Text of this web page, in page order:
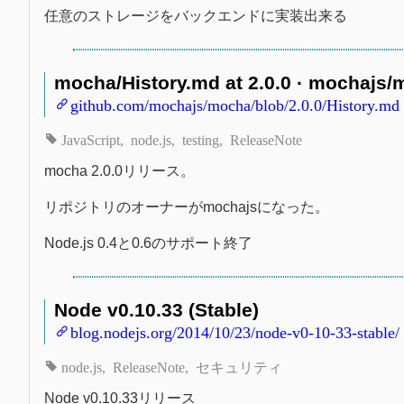
任意のストレージをバックエンドに実装出来る
mocha/History.md at 2.0.0 · mochajs/
github.com/mochajs/mocha/blob/2.0.0/History.md
JavaScript node.js testing ReleaseNote
mocha 2.0.0リリース。
リポジトリのオーナーがmochajsになった。
Node.js 0.4と0.6のサポート終了
Node v0.10.33 (Stable)
blog.nodejs.org/2014/10/23/node-v0-10-33-stable/
node.js ReleaseNote セキュリティ
Node v0.10.33リリース